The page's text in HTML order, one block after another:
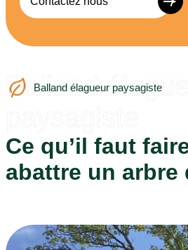
Balland élagueur paysagiste
Balland
Ce qu’il faut
abattre un arbre